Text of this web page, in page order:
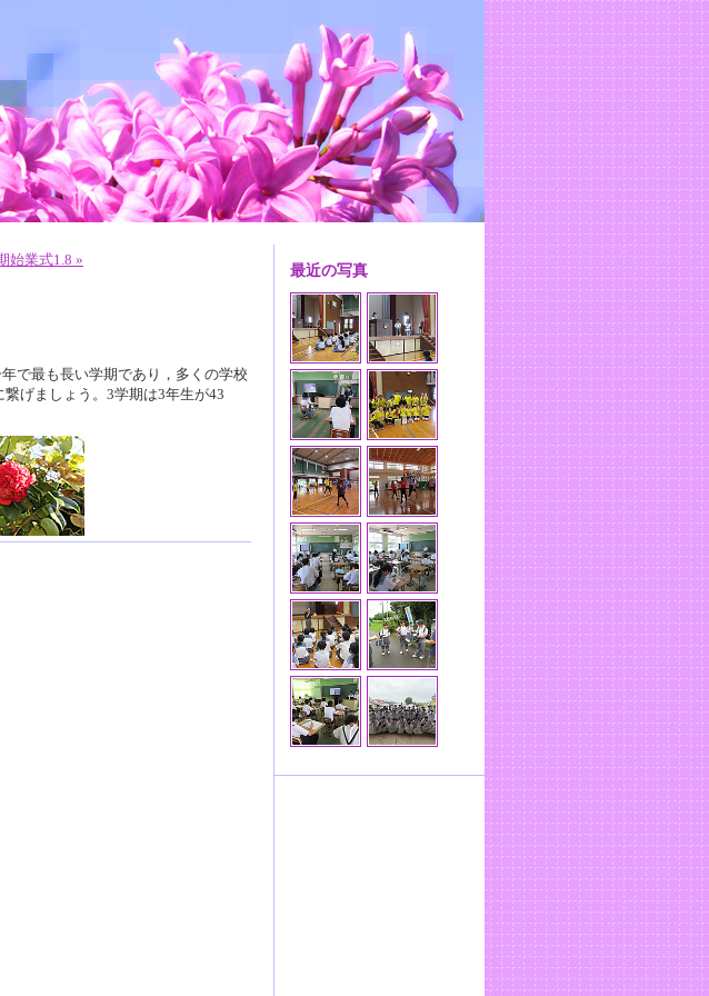
始業式1.8 »
で最も長い学期であり，多くの学校
げましょう。3学期は3年生が43
最近の写真